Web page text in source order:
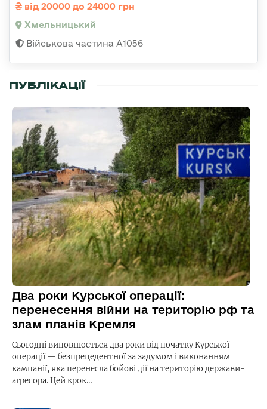
від 20000 до 24000 грн
Хмельницький
Військова частина А1056
ПУБЛІКАЦІЇ
Два роки Курської операції:
перенесення війни на територію рф та
злам планів Кремля
Сьогодні виповнюється два роки від початку Курської
операції — безпрецедентної за задумом і виконанням
кампанії, яка перенесла бойові дії на територію держави-
агресора. Цей крок…